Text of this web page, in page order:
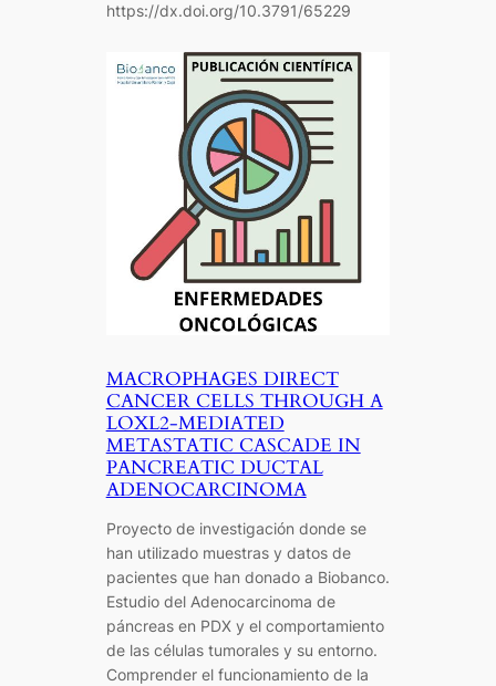
https://dx.doi.org/10.3791/65229
MACROPHAGES DIRECT
CANCER CELLS THROUGH A
LOXL2-MEDIATED
METASTATIC CASCADE IN
PANCREATIC DUCTAL
ADENOCARCINOMA
Proyecto de investigación donde se
han utilizado muestras y datos de
pacientes que han donado a Biobanco.
Estudio del Adenocarcinoma de
páncreas en PDX y el comportamiento
de las células tumorales y su entorno.
Comprender el funcionamiento de la